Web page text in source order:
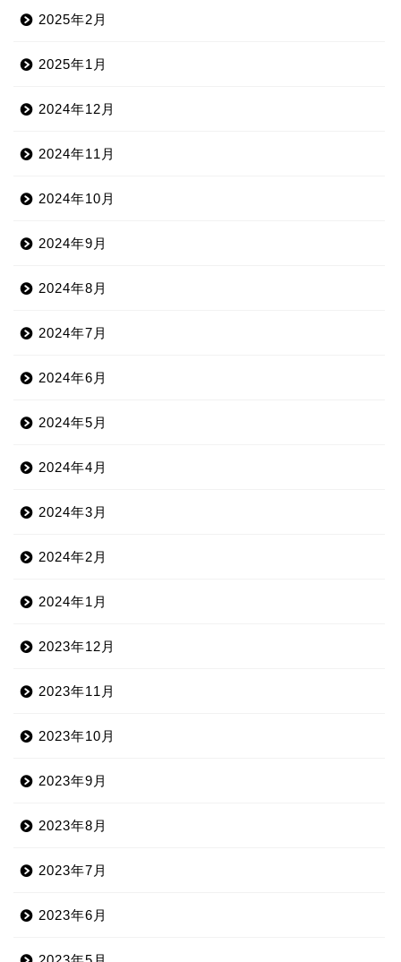
2025年2月
2025年1月
2024年12月
2024年11月
2024年10月
2024年9月
2024年8月
2024年7月
2024年6月
2024年5月
2024年4月
2024年3月
2024年2月
2024年1月
2023年12月
2023年11月
2023年10月
2023年9月
2023年8月
2023年7月
2023年6月